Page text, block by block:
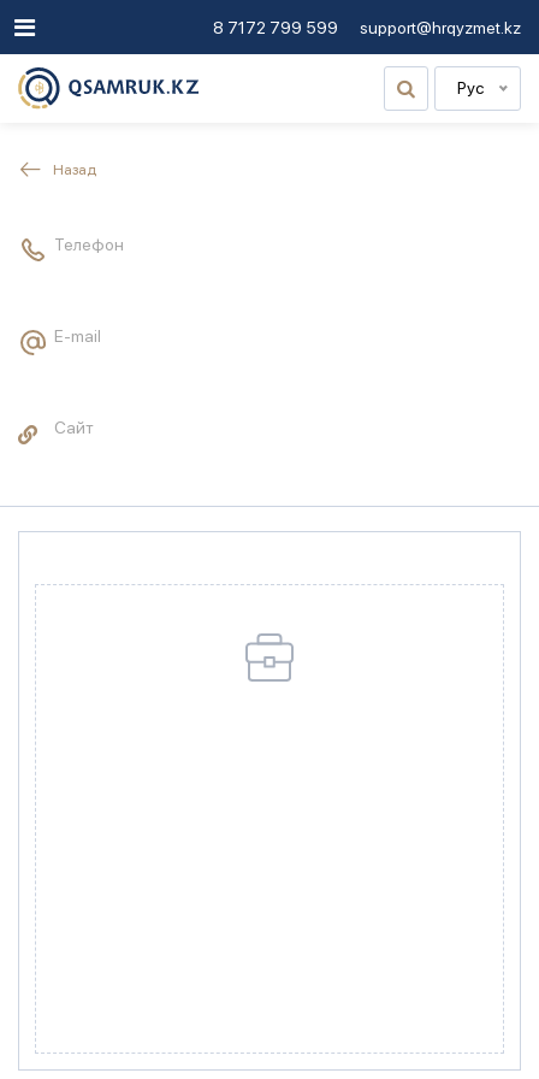
8 7172 799 599 support@hrqyzmet.kz
Рус
Назад
Телефон
E-mail
Сайт